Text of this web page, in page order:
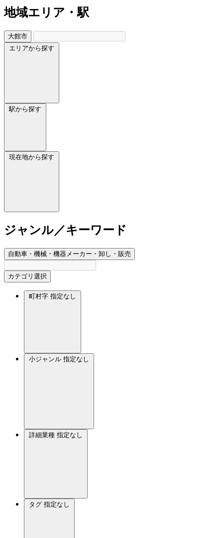
地域エリア・駅
大館市
エリアから探す
駅から探す
現在地から探す
ジャンル／キーワード
自動車・機械・機器メーカー・卸し・販売
カテゴリ選択
町村字 指定なし
小ジャンル 指定なし
詳細業種 指定なし
タグ 指定なし